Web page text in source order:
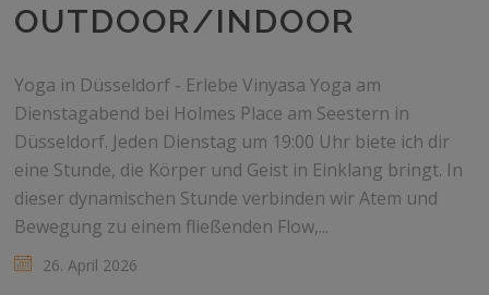
OUTDOOR/INDOOR
Yoga in Düsseldorf - Erlebe Vinyasa Yoga am
Dienstagabend bei Holmes Place am Seestern in
Düsseldorf. Jeden Dienstag um 19:00 Uhr biete ich dir
eine Stunde, die Körper und Geist in Einklang bringt. In
dieser dynamischen Stunde verbinden wir Atem und
Bewegung zu einem fließenden Flow,...
26. April 2026